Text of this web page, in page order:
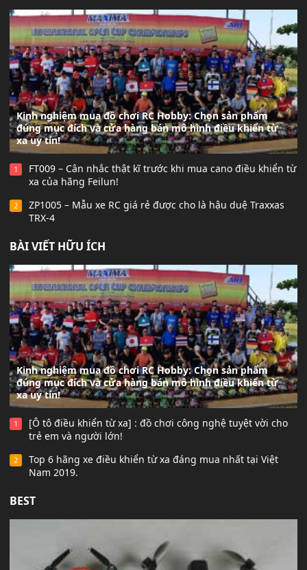
Kinh nghiệm mua đồ chơi RC Hobby: Chọn sản phẩm
đúng mục đích và cửa hàng bán mô hình điều khiển từ
xa uy tín!
1
FT009 – Cân nhắc thật kĩ trước khi mua cano điều khiển từ
xa của hãng Feilun!
2
ZP1005 – Mẫu xe RC giá rẻ được cho là hậu duệ Traxxas
TRX-4
BÀI VIẾT HỮU ÍCH
Kinh nghiệm mua đồ chơi RC Hobby: Chọn sản phẩm
đúng mục đích và cửa hàng bán mô hình điều khiển từ
xa uy tín!
1
[Ô tô điều khiển từ xa] : đồ chơi công nghệ tuyệt vời cho
trẻ em và người lớn!
2
Top 6 hãng xe điều khiển từ xa đáng mua nhất tại Việt
Nam 2019.
BEST